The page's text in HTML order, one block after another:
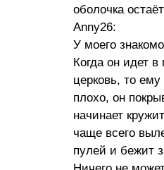
оболочка
Anny26:
У моего
Когда он идет
церковь, то ему
плохо, он
начинает
чаще всего
пулей и бежит